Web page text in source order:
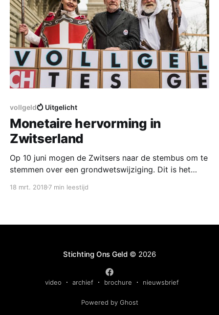
stemmen-in-referendum--crisisbestendig-
vollgeld Uitgelicht
Monetaire hervorming in
Zwitserland
Op 10 juni mogen de Zwitsers naar de stembus om te
stemmen over een grondwetswijziging. Dit is het
om geldschepping in overheidshand te brengen. Het
dezelfde tijd waarin
18 mrt. 2018 7 min leestijd
Stichting Ons Geld© 2026
video archief brochure nieuwsbrief
Powered by Ghost